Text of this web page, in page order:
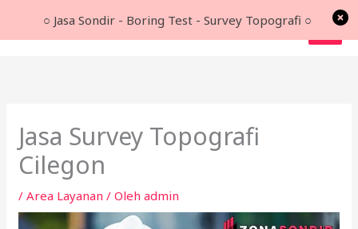
○ Jasa Sondir - Boring Test - Survey Topografi ○
Jasa Survey Topografi
Cilegon
/Area Layanan / Olehadmin